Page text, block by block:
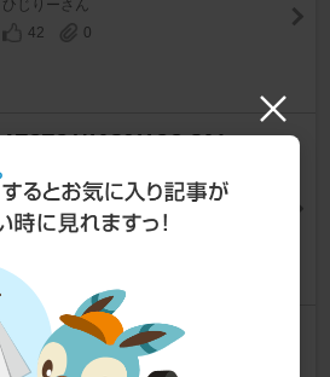
ひじりーさん
42
0
ATOTO V10G211OC-S04
アリスト
みっふぃーかーちすさん
4
SAMURAI-STYLE シングルタ
ービンキット